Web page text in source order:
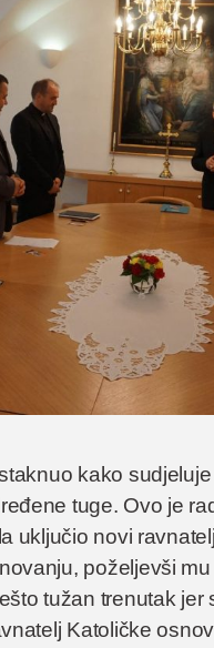
kako
tuge. Ovo je
uključio novi
poželjevši
tužan trenutak jer
Katoličke